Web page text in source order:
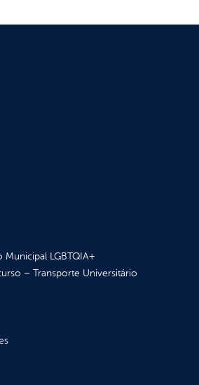
Municipal LGBTQIA+
– Transporte Universitário